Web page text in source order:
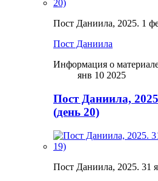
Пост Даниила, 2025. 1
Пост Даниила
Информация о
янв 10 2025
Пост Даниила,
(день 20)
Пост Даниила, 2025. 31